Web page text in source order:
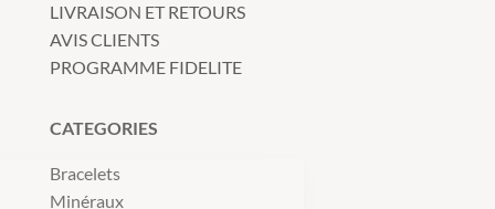
LIVRAISON ET RETOURS
AVIS CLIENTS
PROGRAMME FIDELITE
CATEGORIES
Bracelets
Minéraux
sans accepter
respectons